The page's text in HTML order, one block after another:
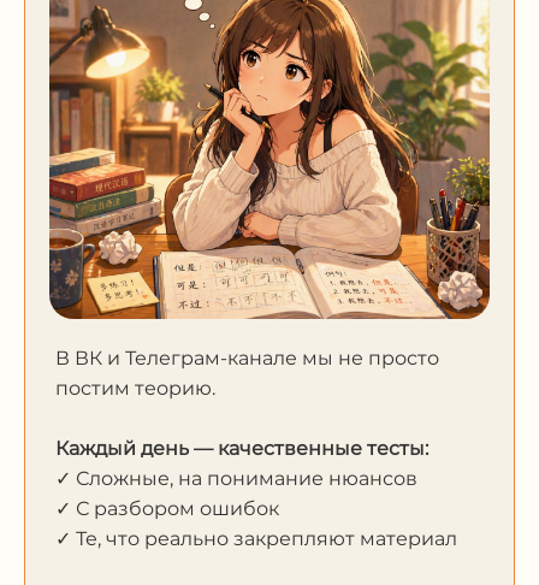
В ВК и Телеграм-канале мы не просто
постим теорию.
Каждый день — качественные тесты:
✓ Сложные, на понимание нюансов
✓ С разбором ошибок
✓ Те, что реально закрепляют материал